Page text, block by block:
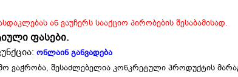
ან ვაუჩერს სააქციო პირობების შესაბამისად.
ფასები.
ონლაინ განვადება
ვაჭრობა, შესაძლებელია კონკრეტული პროდუქტის